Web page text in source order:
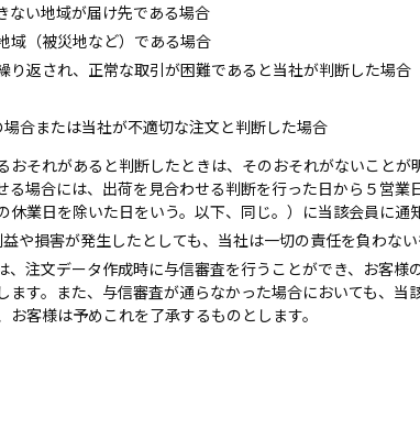
ない地域が届け先である場合
域（被災地など）である場合
り返され、正常な取引が困難であると当社が判断した場合
合または当社が不適切な注文と判断した場合
それがあると判断したときは、そのおそれがないことが
場合には、出荷を見合わせる判断を行った日から５営業
業日を除いた日をいう。以下、同じ。）に当該会員に通
や損害が発生したとしても、当社は一切の責任を負わない
注文データ作成時に与信審査を行うことができ、お客様
す。また、与信審査が通らなかった場合においても、当
客様は予めこれを了承するものとします。